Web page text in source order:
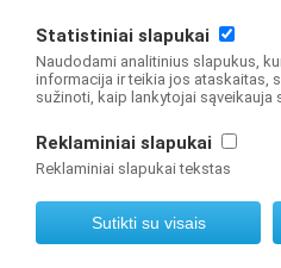
Interneto svetainę sukūrė
Statistiniai slapukai
Naudodami analitinius slapukus,
informacija ir teikia jos ataskaitas,
sužinoti, kaip lankytojai sąveikauja
Reklaminiai slapukai
Reklaminiai slapukai tekstas
Sutikti su visais